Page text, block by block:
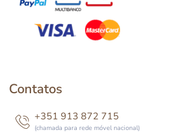
Contatos
+351 913 872 715
(chamada para rede móvel nacional)